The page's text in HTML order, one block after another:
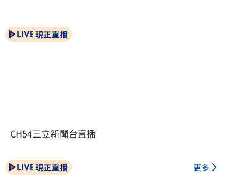
現正直播
CH54三立新聞台直播
現正直播 更多